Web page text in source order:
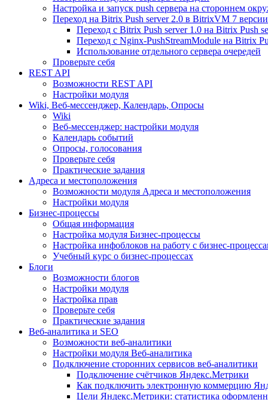
Настройка и запуск push сервера на стороннем
Переход на Bitrix Push server 2.0 в BitrixVM 7 версии
Переход с Bitrix Push server 1.0 на Bitrix Push
Переход с Nginx-PushStreamModule на Bitrix
Использование отдельного сервера очередей
Проверьте себя
REST API
Возможности REST API
Настройки модуля
Wiki, Веб-мессенджер, Календарь, Опросы
Wiki
Веб-мессенджер: настройки модуля
Календарь событий
Опросы, голосования
Проверьте себя
Практические задания
Адреса и местоположения
Возможности модуля Адреса и местоположения
Настройки модуля
Бизнес-процессы
Общая информация
Настройка модуля Бизнес-процессы
Настройка инфоблоков на работу с бизнес-
Учебный курс о бизнес-процессах
Блоги
Возможности блогов
Настройки модуля
Настройка прав
Проверьте себя
Практические задания
Веб-аналитика и SEO
Возможности веб-аналитики
Настройки модуля Веб-аналитика
Подключение сторонних сервисов веб-аналитики
Подключение счётчиков Яндекс.Метрики
Как подключить электронную коммерцию
Цели Яндекс.Метрики: статистика